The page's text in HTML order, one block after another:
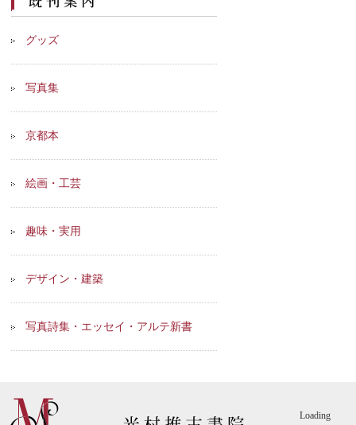
グッズ
写真集
京都本
絵画・工芸
趣味・実用
デザイン・建築
写真詩集・エッセイ・アルテ新書
Loading